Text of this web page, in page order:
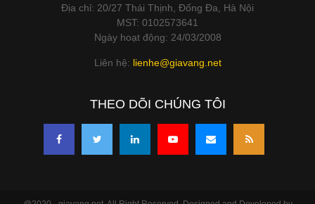
Địa chỉ: 20/27 Thái Thịnh, Đống Đa, Hà Nội
MST: 0102573641
Ngày hoạt động: 24/03/2008
Liên hệ: lienhe@giavang.net
THEO DÕI CHÚNG TÔI